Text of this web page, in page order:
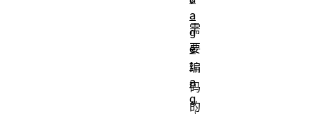
需
要
编
码
的
a
g
e
t
a
g